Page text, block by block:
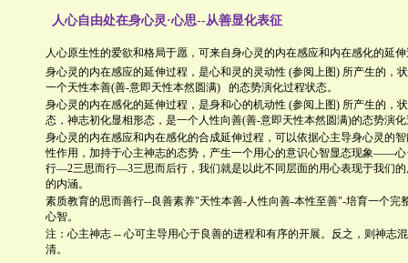
人心自由处在身心灵·心思--从善显化表征
人心原生性的爱欲和格局于愿，可来自身心灵的内在感应和内在感化的延
身心灵的内在感应的延伸过程，是心和灵的灵动性 (参阅上图) 所产生的，
一个天性本善(善-意即天性本然圆满) 的态势演化过程状态。
身心灵的内在感化的延伸过程，是身和心的机动性 (参阅上图) 所产生的，
态，神志初化显相形态，是一个人性向善(善-意即天性本然圆满)的态势演
身心灵的内在感应和内在感化的合成延伸过程，可以依据心主导身心灵的
性作用，加持于心主神志的态势，产生一个用心的意识心智显态现象——心
行—2三思而行—3三思而后行，我们就是以此不同层面的用心表现于我们
的内涵。
素质教育的思而善行--良善素养"天性本善-人性向善-本性至善"-培育一个完
心智。
注：心主神志 -- 心可主导用心于良善的进程和有序的开展。反之，则神志
清。